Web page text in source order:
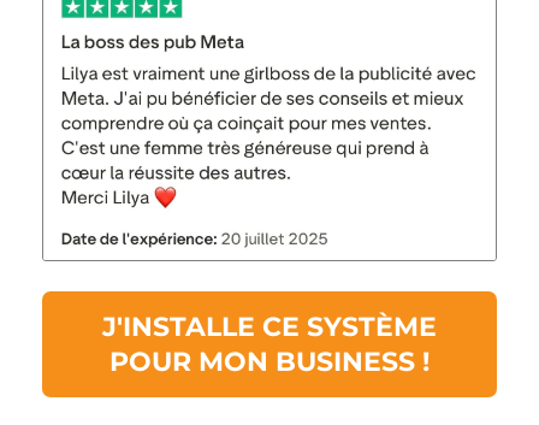
J'INSTALLE CE SYSTÈME
POUR MON BUSINESS !